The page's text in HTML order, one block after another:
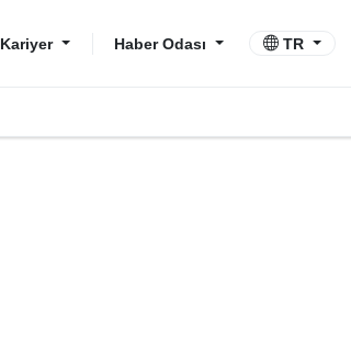
Kariyer Haber Odası TR